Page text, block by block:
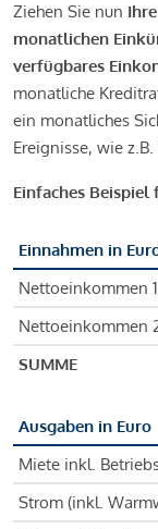
Ziehen Sie nun
monatlichen
verfügbares
monatliche
ein monatliches
Ereignisse, wie
Einfaches
Einnahmen in
Nettoeinkommen
Nettoeinkommen
SUMME
Ausgaben in Euro
Miete inkl.
Strom (inkl.